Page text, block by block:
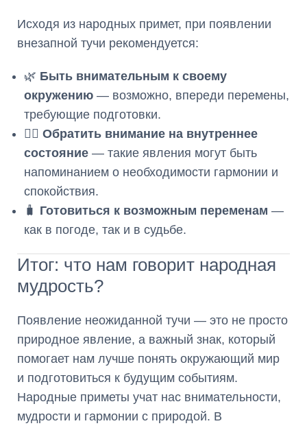
Исходя из народных примет, при появлении
внезапной тучи рекомендуется:
🌿 Быть внимательным к своему
окружению — возможно, впереди перемены,
требующие подготовки.
🧘‍♀️ Обратить внимание на внутреннее
состояние — такие явления могут быть
напоминанием о необходимости гармонии и
спокойствия.
🧳 Готовиться к возможным переменам —
как в погоде, так и в судьбе.
Итог: что нам говорит народная
мудрость?
Появление неожиданной тучи — это не просто
природное явление, а важный знак, который
помогает нам лучше понять окружающий мир
и подготовиться к будущим событиям.
Народные приметы учат нас внимательности,
мудрости и гармонии с природой. В